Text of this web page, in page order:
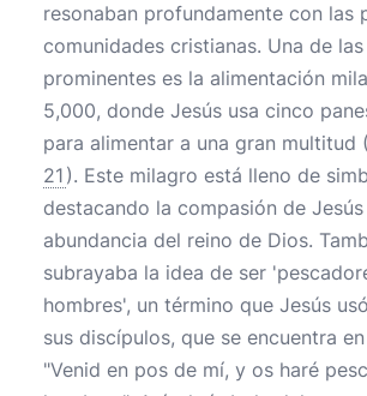
resonaban profundamente con las
comunidades cristianas. Una de
prominentes es la alimentación
5,000, donde Jesús usa cinco
para alimentar a una gran multitud (
21 ). Este milagro está lleno de
destacando la compasión de
abundancia del reino de Dios.
subrayaba la idea de ser
hombres', un término que Jesús
sus discípulos, que se encuentra en
"Venid en pos de mí, y os haré